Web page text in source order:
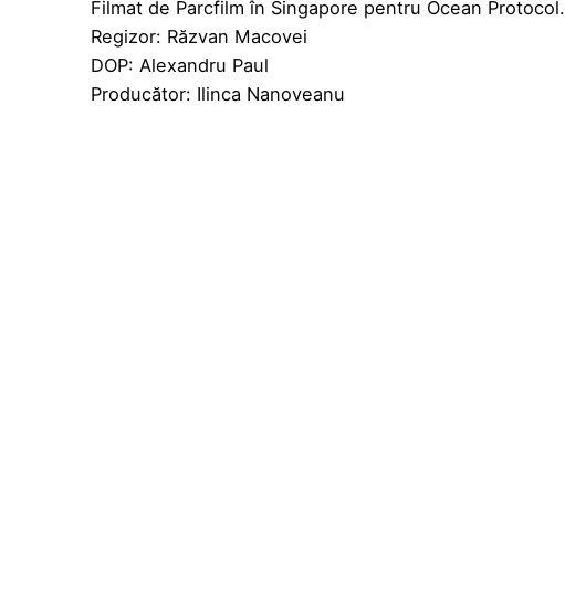
Filmat de Parcfilm în Singapore pentru Ocean Protocol.
Regizor: Răzvan Macovei
DOP: Alexandru Paul
Producător: Ilinca Nanoveanu